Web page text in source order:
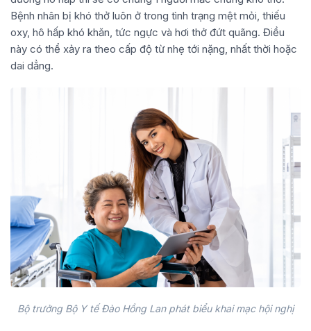
Bệnh nhân bị khó thở luôn ở trong tình trạng mệt mỏi, thiếu
oxy, hô hấp khó khăn, tức ngực và hơi thở đứt quãng. Điều
này có thể xảy ra theo cấp độ từ nhẹ tới nặng, nhất thời hoặc
dai dẳng.
Bộ trưởng Bộ Y tế Đào Hồng Lan phát biểu khai mạc hội nghị